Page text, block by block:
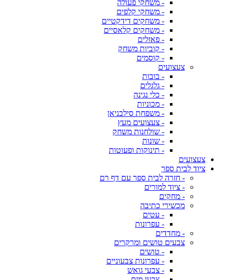
- משחקי פעולה
- משחקי קלפים
- משחקים דידקטיים
- משחקים קלאסיים
- פאזלים
- קוביות משחק
- קוסמים
צעצועים
- בובות
- גלגלים
- כלי נגינה
- מכוניות
- משפחת סילבניאן
- צעצועים מעץ
- שולחנות משחק
- שונות
- תינוקות ופעוטות
צעצועים
ציוד לבית ספר
- חזרה לבית ספר עם דף רם
- ציוד למורים
- מחקים
מכשירי כתיבה
- עטים
- עפרונות
- מחדדים
צבעים טושים ומרקרים
- טושים
- עפרונות צבעוניים
- צבעי גואש